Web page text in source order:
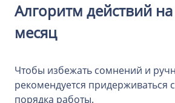
Алгоритм действий
месяц
Чтобы избежать сомнений и
рекомендуется придерживаться
порядка работы.